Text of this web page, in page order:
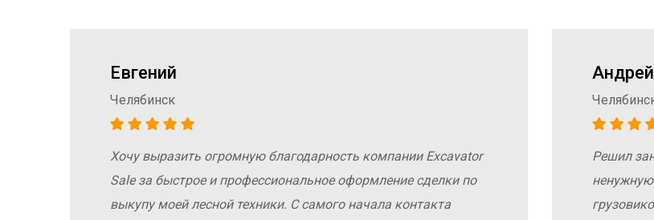
Евгений
Челябинск
Хочу выразить огромную благодарность компании Excavator
Sale за быстрое и профессиональное оформление сделки по
выкупу моей лесной техники. С самого начала контакта
Решил